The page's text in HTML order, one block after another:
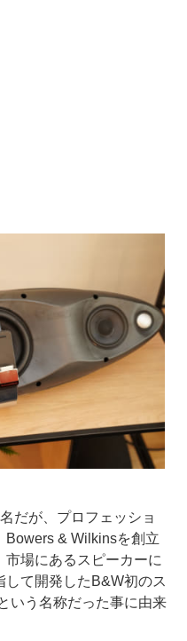
だが、プロフェッショ
Bowers & Wilkinsを創立
市場にあるスピーカーに
て開発したB&W初のス
いう名称だった事に由来